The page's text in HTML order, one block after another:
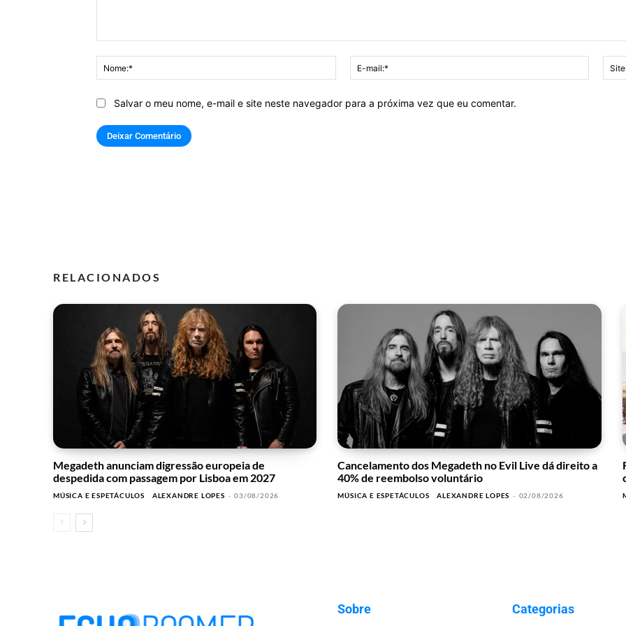
Nome:*
mail:*
Salvar o meu nome, e-mail e site neste navegador para a próxima vez que eu comentar.
RELACIONADOS
Megadeth anunciam digressão europeia de
despedida com passagem por Lisboa em 2027
MÚSICA E ESPETÁCULOS ALEXANDRE LOPES - 03/08/2026
Cancelamento dos Megadeth no Evil Live dá direito a
40% de reembolso voluntário
MÚSICA E ESPETÁCULOS ALEXANDRE LOPES - 02/08/2026
Sobre Categorias